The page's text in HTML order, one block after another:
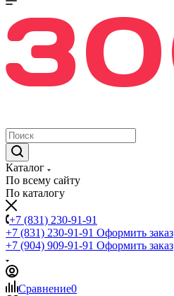
Каталог
По всему сайту
По каталогу
+7 (831) 230-91-91
+7 (831) 230-91-91 Оформить заказ
+7 (904) 909-91-91 Оформить заказ
Сравнение0